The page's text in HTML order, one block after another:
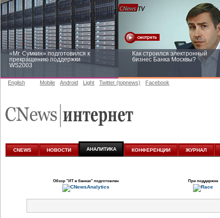
«Mr. Сумкин» подготовился к
прекращению поддержки
WS2003
Как строился электронный
бизнес Банка Москвы?
аналитике
English Mobile Android Light Twitter (topnews) Facebook
CNEWS НОВОСТИ АНАЛИТИКА КОНФЕРЕНЦИИ ЖУРНАЛ
Обзор "ИТ в банках"подготовлен При поддержке